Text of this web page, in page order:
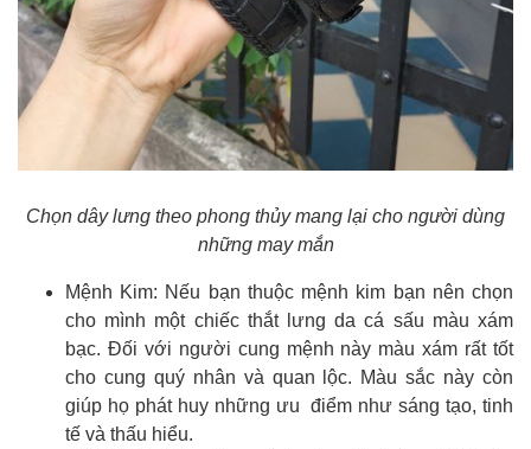
Chọn dây lưng theo phong thủy mang lại cho người dùng
những may mắn
Mệnh Kim: Nếu bạn thuộc mệnh kim bạn nên chọn
cho mình một chiếc thắt lưng da cá sấu màu xám
bạc. Đối với người cung mệnh này màu xám rất tốt
cho cung quý nhân và quan lộc. Màu sắc này còn
giúp họ phát huy những ưu điểm như sáng tạo, tinh
tế và thấu hiểu.